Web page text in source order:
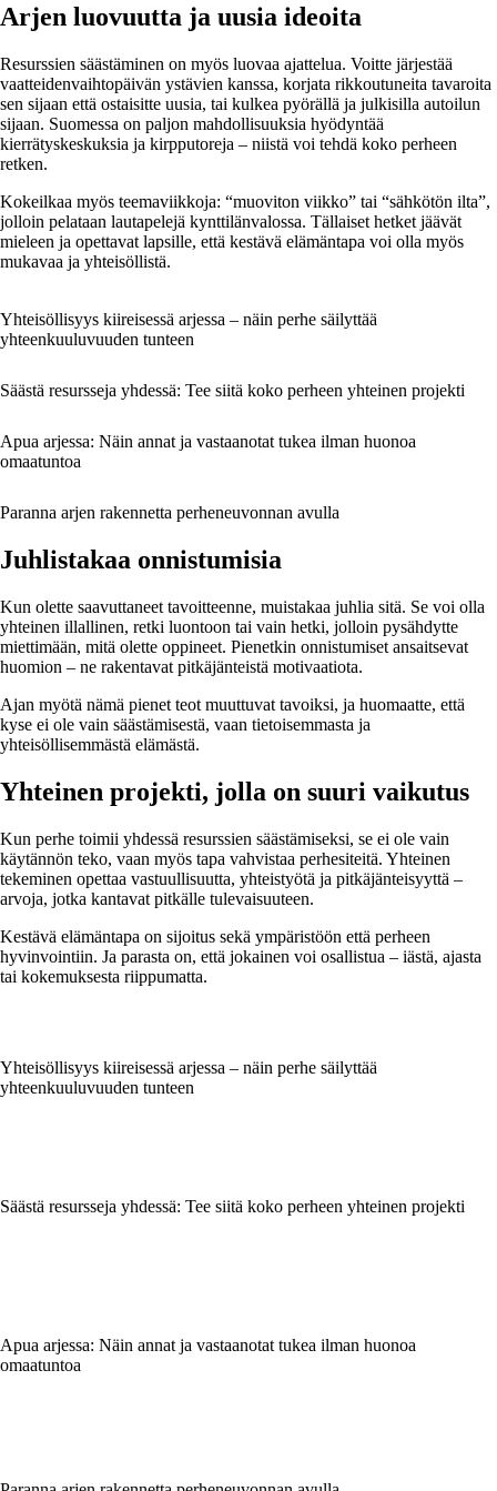
Arjen luovuutta ja uusia ideoita
Resurssien säästäminen on myös luovaa ajattelua. Voitte järjestää
vaatteidenvaihtopäivän ystävien kanssa, korjata rikkoutuneita tavaroita
sen sijaan että ostaisitte uusia, tai kulkea pyörällä ja julkisilla autoilun
sijaan. Suomessa on paljon mahdollisuuksia hyödyntää
kierrätyskeskuksia ja kirpputoreja – niistä voi tehdä koko perheen
retken.
Kokeilkaa myös teemaviikkoja: “muoviton viikko” tai “sähkötön ilta”,
jolloin pelataan lautapelejä kynttilänvalossa. Tällaiset hetket jäävät
mieleen ja opettavat lapsille, että kestävä elämäntapa voi olla myös
mukavaa ja yhteisöllistä.
Yhteisöllisyys kiireisessä arjessa – näin perhe säilyttää
yhteenkuuluvuuden tunteen
Säästä resursseja yhdessä: Tee siitä koko perheen yhteinen projekti
Apua arjessa: Näin annat ja vastaanotat tukea ilman huonoa
omaatuntoa
Paranna arjen rakennetta perheneuvonnan avulla
Juhlistakaa onnistumisia
Kun olette saavuttaneet tavoitteenne, muistakaa juhlia sitä. Se voi olla
yhteinen illallinen, retki luontoon tai vain hetki, jolloin pysähdytte
miettimään, mitä olette oppineet. Pienetkin onnistumiset ansaitsevat
huomion – ne rakentavat pitkäjänteistä motivaatiota.
Ajan myötä nämä pienet teot muuttuvat tavoiksi, ja huomaatte, että
kyse ei ole vain säästämisestä, vaan tietoisemmasta ja
yhteisöllisemmästä elämästä.
Yhteinen projekti, jolla on suuri vaikutus
Kun perhe toimii yhdessä resurssien säästämiseksi, se ei ole vain
käytännön teko, vaan myös tapa vahvistaa perhesiteitä. Yhteinen
tekeminen opettaa vastuullisuutta, yhteistyötä ja pitkäjänteisyyttä –
arvoja, jotka kantavat pitkälle tulevaisuuteen.
Kestävä elämäntapa on sijoitus sekä ympäristöön että perheen
hyvinvointiin. Ja parasta on, että jokainen voi osallistua – iästä, ajasta
tai kokemuksesta riippumatta.
Yhteisöllisyys kiireisessä arjessa – näin perhe säilyttää
yhteenkuuluvuuden tunteen
Säästä resursseja yhdessä: Tee siitä koko perheen yhteinen projekti
Apua arjessa: Näin annat ja vastaanotat tukea ilman huonoa
omaatuntoa